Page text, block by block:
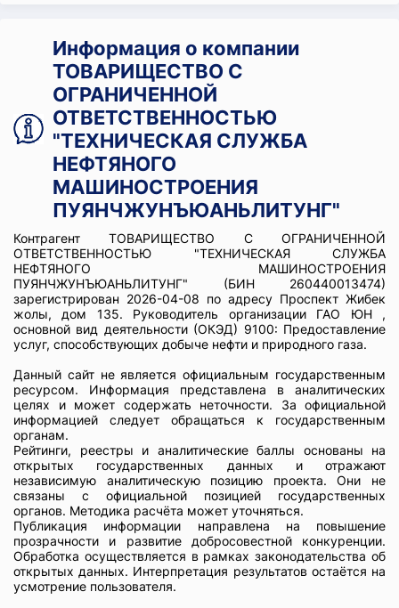
Информация о компании
ТОВАРИЩЕСТВО С
ОГРАНИЧЕННОЙ
ОТВЕТСТВЕННОСТЬЮ
"ТЕХНИЧЕСКАЯ СЛУЖБА
НЕФТЯНОГО
МАШИНОСТРОЕНИЯ
ПУЯНЧЖУНЪЮАНЬЛИТУНГ"
Контрагент ТОВАРИЩЕСТВО С ОГРАНИЧЕННОЙ
ОТВЕТСТВЕННОСТЬЮ "ТЕХНИЧЕСКАЯ СЛУЖБА
НЕФТЯНОГО МАШИНОСТРОЕНИЯ
ПУЯНЧЖУНЪЮАНЬЛИТУНГ" (БИН 260440013474)
зарегистрирован 2026-04-08 по адресу Проспект Жибек
жолы, дом 135. Руководитель организации ГАО ЮН ,
основной вид деятельности (ОКЭД) 9100: Предоставление
услуг, способствующих добыче нефти и природного газа.
Данный сайт не является официальным государственным
ресурсом. Информация представлена в аналитических
целях и может содержать неточности. За официальной
информацией следует обращаться к государственным
органам.
Рейтинги, реестры и аналитические баллы основаны на
открытых государственных данных и отражают
независимую аналитическую позицию проекта. Они не
связаны с официальной позицией государственных
органов. Методика расчёта может уточняться.
Публикация информации направлена на повышение
прозрачности и развитие добросовестной конкуренции.
Обработка осуществляется в рамках законодательства об
открытых данных. Интерпретация результатов остаётся на
усмотрение пользователя.